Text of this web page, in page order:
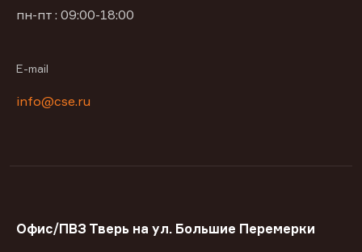
пн-пт : 09:00-18:00
E-mail
info@cse.ru
Офис/ПВЗ Тверь на ул. Большие Перемерки